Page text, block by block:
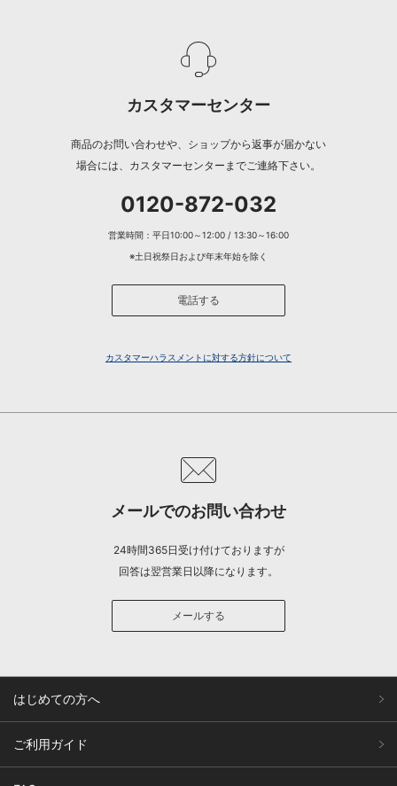
カスタマーセンター
商品のお問い合わせや、ショップから返事が届かない
場合には、カスタマーセンターまでご連絡下さい。
0120-872-032
営業時間：平日10:00～12:00 / 13:30～16:00
※土日祝祭日および年末年始を除く
電話する
カスタマーハラスメントに対する方針について
メールでのお問い合わせ
24時間365日受け付けておりますが
回答は翌営業日以降になります。
メールする
はじめての方へ
ご利用ガイド